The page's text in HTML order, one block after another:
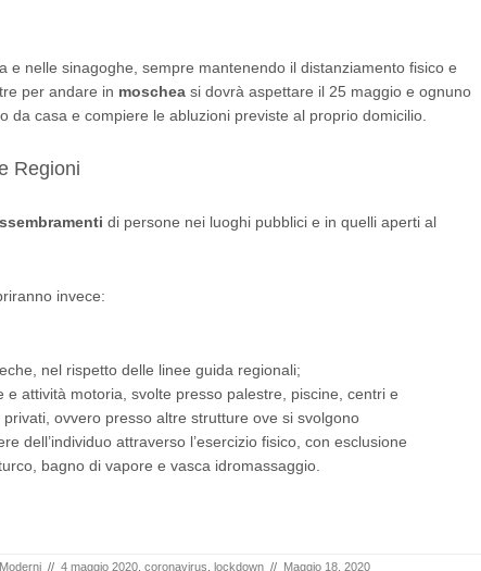
e nelle sinagoghe, sempre mantenendo il distanziamento fisico e
per andare in moschea si dovrà aspettare il 25 maggio e ognuno
da casa e compiere le abluzioni previste al proprio domicilio.
Regioni
di persone nei luoghi pubblici e in quelli aperti al
invece:
nel rispetto delle linee guida regionali;
e attività motoria, svolte presso palestre, piscine, centri e
ovvero presso altre strutture ove si svolgono
dell’individuo attraverso l’esercizio fisico, con esclusione
bagno di vapore e vasca idromassaggio.
// 4 maggio 2020 coronavirus lockdown // Maggio 18, 2020